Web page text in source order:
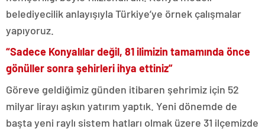
belediyecilik anlayışıyla Türkiye’ye örnek çalışmalar
yapıyoruz.
“Sadece Konyalılar değil, 81 ilimizin tamamında önce
gönüller sonra şehirleri ihya ettiniz”
Göreve geldiğimiz günden itibaren şehrimiz için 52
milyar lirayı aşkın yatırım yaptık. Yeni dönemde de
başta yeni raylı sistem hatları olmak üzere 31 ilçemizde